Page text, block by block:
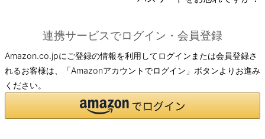
連携サービスでログイン・会員登録
Amazon.co.jpにご登録の情報を利用してログインまたは会員登録さ
れるお客様は、「Amazonアカウントでログイン」ボタンよりお進み
ください。